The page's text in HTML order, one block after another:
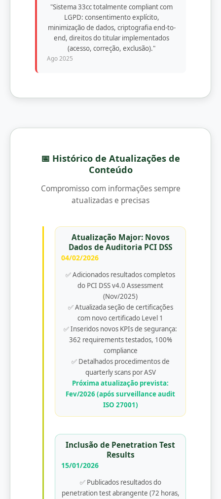
"Sistema 33cc totalmente compliant com
LGPD: consentimento explícito,
minimização de dados, criptografia end-to-
end, direitos do titular implementados
(acesso, correção, exclusão)."
Ago 2025
📅 Histórico de Atualizações de
Conteúdo
Compromisso com informações sempre
atualizadas e precisas
Atualização Major: Novos
Dados de Auditoria PCI DSS
04/02/2026
✅ Adicionados resultados completos
do PCI DSS v4.0 Assessment
(Nov/2025)
✅ Atualizada seção de certificações
com novo certificado Level 1
✅ Inseridos novos KPIs de segurança:
362 requirements testados, 100%
compliance
✅ Detalhados procedimentos de
quarterly scans por ASV
Próxima atualização prevista:
Fev/2026 (após surveillance audit
ISO 27001)
Inclusão de Penetration Test
Results
15/01/2026
✅ Publicados resultados do
penetration test abrangente (72 horas,